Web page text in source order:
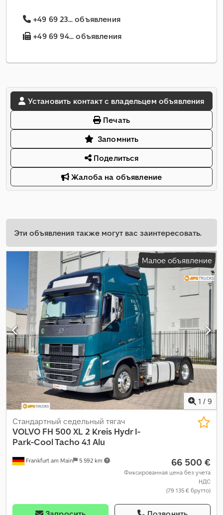
+49 69 23... объявления
+49 69 94... объявления
Установить контакт с владельцем объявления
Печать
Запомнить
Поделиться
Жалоба на объявление
Эти объявления также могут вас заинтересовать.
Малое объявление
1 / 9
Frankfurt am Main 5 592 km
Стандартный седельный тягач
VOLVO FH 500 XL 2 Kreis Hydr I-
Park-Cool Tacho 4.1 Alu
66 500 €
Фиксированная цена без учета
НДС
(79 135 € брутто)